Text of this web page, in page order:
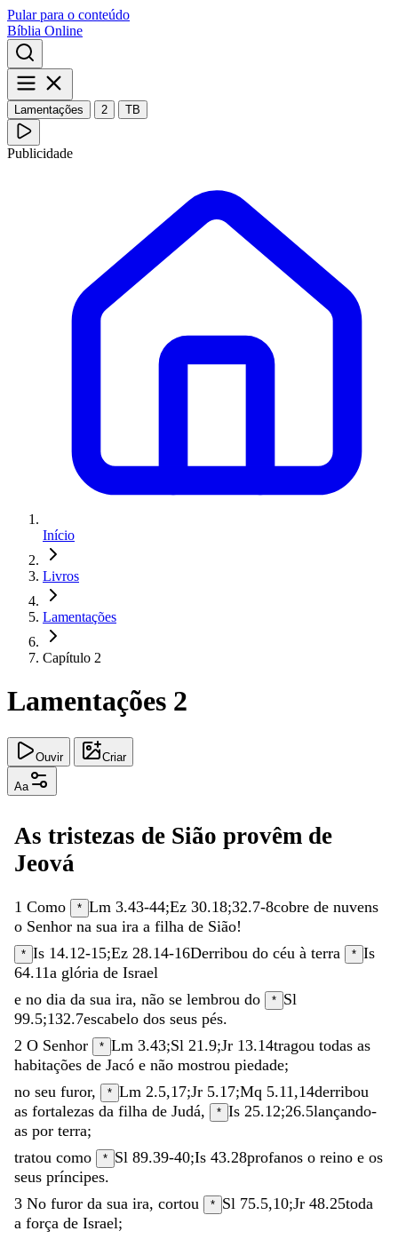
Pular para o conteúdo
Bíblia Online
Lamentações 2 TB
Publicidade
Início
Livros
Lamentações
Capítulo 2
Lamentações 2
Ouvir Criar
Aa
As tristezas de Sião provêm de
Jeová
1 Como * Lm 3.43-44;Ez 30.18;32.7-8cobre de nuvens
o Senhor na sua ira a filha de Sião!
* Is 14.12-15;Ez 28.14-16Derribou do céu à terra * Is
64.11a glória de Israel
e no dia da sua ira, não se lembrou do * Sl
99.5;132.7escabelo dos seus pés.
2 O Senhor * Lm 3.43;Sl 21.9;Jr 13.14tragou todas as
habitações de Jacó e não mostrou piedade;
no seu furor, * Lm 2.5,17;Jr 5.17;Mq 5.11 ,14derribou
as fortalezas da filha de Judá, * Is 25.12;26.5lançando-
as por terra;
tratou como * Sl 89.39-40;Is 43.28profanos o reino e os
seus príncipes.
3 No furor da sua ira, cortou * Sl 75.5,10;Jr 48.25toda
a força de Israel;